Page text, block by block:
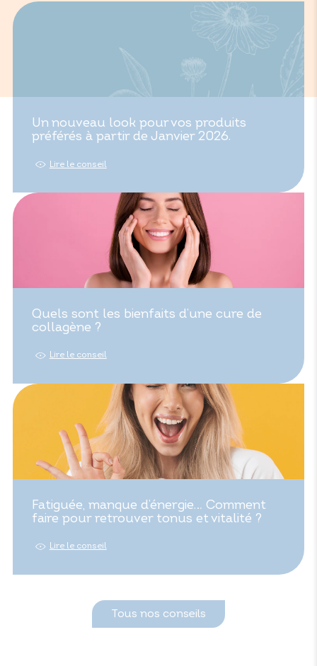
Un nouveau look pour vos produits
préférés à partir de Janvier 2026.
Lire le conseil
Quels sont les bienfaits d’une cure de
collagène ?
Lire le conseil
Fatiguée, manque d’énergie… Comment
faire pour retrouver tonus et vitalité ?
Lire le conseil
Tous nos conseils